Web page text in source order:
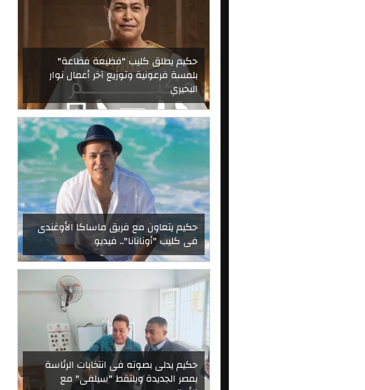
حكيم يطلق كليب "فظيعة فظاعة"
بلمسة فرعونية وتوزيع آخر أعمال نوار
البحيري
حكيم يتعاون مع فريق ماساكا الأوغندى
فى كليب "أونانانا".. فيديو
حكيم يدلى بصوته فى انتخابات الرئاسة
بمصر الجديدة ويلتقط "سيلفى" مع